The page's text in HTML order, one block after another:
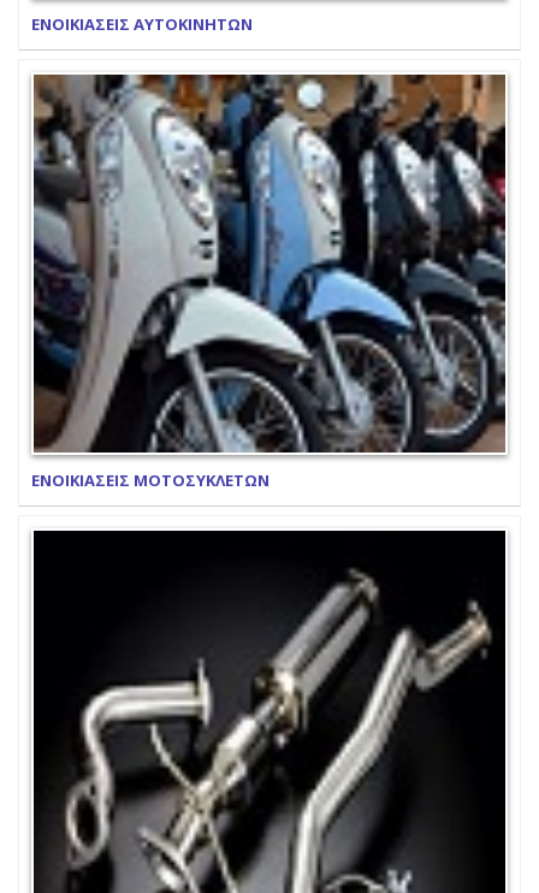
ΕΝΟΙΚΙΑΣΕΙΣ ΑΥΤΟΚΙΝΗΤΩΝ
ΕΝΟΙΚΙΑΣΕΙΣ ΜΟΤΟΣΥΚΛΕΤΩΝ